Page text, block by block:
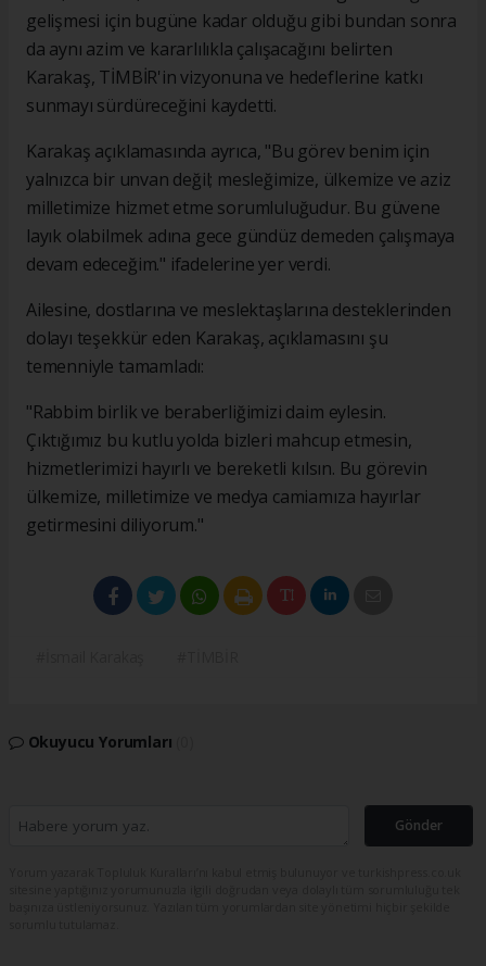
gelişmesi için bugüne kadar olduğu gibi bundan sonra
da aynı azim ve kararlılıkla çalışacağını belirten
Karakaş, TİMBİR'in vizyonuna ve hedeflerine katkı
sunmayı sürdüreceğini kaydetti.
Karakaş açıklamasında ayrıca, "Bu görev benim için
yalnızca bir unvan değil; mesleğimize, ülkemize ve aziz
milletimize hizmet etme sorumluluğudur. Bu güvene
layık olabilmek adına gece gündüz demeden çalışmaya
devam edeceğim." ifadelerine yer verdi.
Ailesine, dostlarına ve meslektaşlarına desteklerinden
dolayı teşekkür eden Karakaş, açıklamasını şu
temenniyle tamamladı:
"Rabbim birlik ve beraberliğimizi daim eylesin.
Çıktığımız bu kutlu yolda bizleri mahcup etmesin,
hizmetlerimizi hayırlı ve bereketli kılsın. Bu görevin
ülkemize, milletimize ve medya camiamıza hayırlar
getirmesini diliyorum."
Okuyucu Yorumları
Gönder